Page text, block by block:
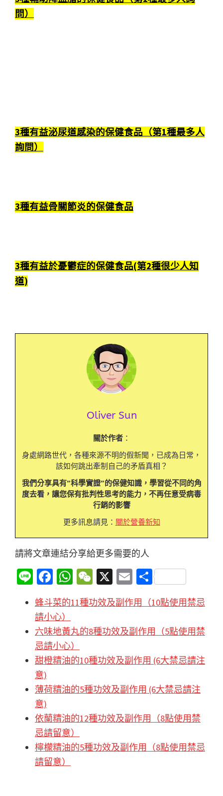
問）
3種有益泌尿道感染的保健食品（第1種最多人
詢問）
3種有益骨關節炎的保健食品
3種有益於憂鬱症的保健食品(第2種很少人知
道)
Oliver Sun
關於作者：
身處網路世代，各種來源不明的假新聞，已成為日常，
該如何跳出牽制自己的矛盾真相？
我們分享具有”科學實證”的保健知識，學習從不同的角
度去看，讓您保有批判性思考的能力，不再任意受病毒
行銷的影響
更多訊息請見： 關於營養新知
請將文章連結分享給更多需要的人
Li
n
e
Fa
ce
b
o
o
k
W
at
sA
p
p
W
e
C
h
at
X
E
ai
l
分
享
蜂斗菜的11種功效及副作用（10點使用禁忌
請小心）
六味地黃丸的8種功效及副作用（5點使用禁
忌請小心）
甜橙精油的10種功效及副作用 (6大禁忌請注
意)
薄荷精油的5種功效及副作用 (6大禁忌請注
意)
依蘭精油的12種功效及副作用（8點使用禁
忌請留意）
檸檬精油的5種功效及副作用（8點使用禁忌
請留意）